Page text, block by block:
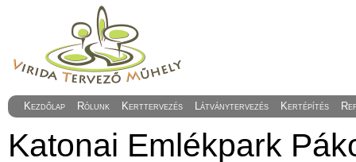
Kezdőlap Rólunk Kerttervezés Látványtervezés Kertépítés
Katonai Emlékpark